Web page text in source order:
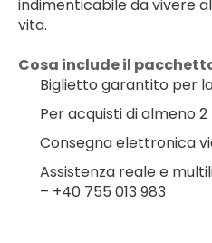
indimenticabile da vivere
vita.
Cosa include il
Biglietto garantito per
Per acquisti di almeno
Consegna elettronica
Assistenza reale e
– +40 755 013 983